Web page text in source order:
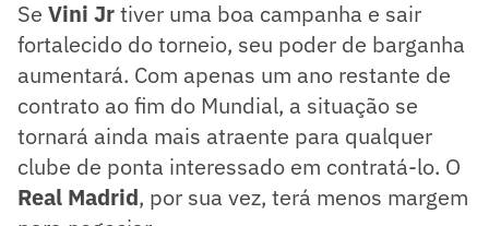
Se Vini Jrtiver uma boa campanha e sair
fortalecido do torneio, seu poder de barganha
aumentará. Com apenas um ano restante de
contrato ao fim do Mundial, a situação se
tornará ainda mais atraente para qualquer
clube de ponta interessado em contratá-lo. O
Real Madrid, por sua vez, terá menos margem